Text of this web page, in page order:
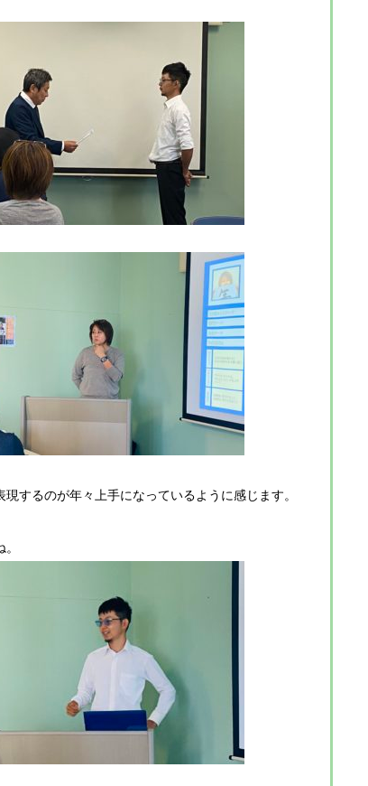
するのが年々上手になっているように感じます。